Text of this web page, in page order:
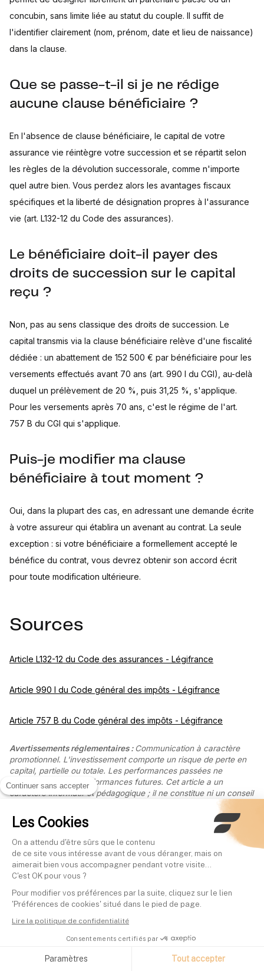
Continuer sans accepter
Les Cookies
On a attendu d'être sûrs que le contenu
de ce site vous intéresse avant de vous déranger, mais on
aimerait bien vous accompagner pendant votre visite...
C'est OK pour vous ?
Pour modifier vos préférences par la suite, cliquez sur le lien
'Préférences de cookies' situé dans le pied de page.
Lire la politique de confidentialité
Consentements certifiés par
Paramètres Tout accepter
concubin, sans limite liée au statut du couple. Il suffit de
l'identifier clairement (nom, prénom, date et lieu de naissance)
dans la clause.
Que se passe-t-il si je ne rédige
aucune clause bénéficiaire ?
En l'absence de clause bénéficiaire, le capital de votre
assurance vie réintègre votre succession et se répartit selon
les règles de la dévolution successorale, comme n'importe
quel autre bien. Vous perdez alors les avantages fiscaux
spécifiques et la liberté de désignation propres à l'assurance
vie (art. L132-12 du Code des assurances).
Le bénéficiaire doit-il payer des
droits de succession sur le capital
reçu ?
Non, pas au sens classique des droits de succession. Le
capital transmis via la clause bénéficiaire relève d'une fiscalité
dédiée : un abattement de 152 500 € par bénéficiaire pour les
versements effectués avant 70 ans (art. 990 I du CGI), au-delà
duquel un prélèvement de 20 %, puis 31,25 %, s'applique.
Pour les versements après 70 ans, c'est le régime de l'art.
757 B du CGI qui s'applique.
Puis-je modifier ma clause
bénéficiaire à tout moment ?
Oui, dans la plupart des cas, en adressant une demande écrite
à votre assureur qui établira un avenant au contrat. La seule
exception : si votre bénéficiaire a formellement accepté le
bénéfice du contrat, vous devrez obtenir son accord écrit
pour toute modification ultérieure.
Sources
Article L132-12 du Code des assurances - Légifrance
Article 990 I du Code général des impôts - Légifrance
Article 757 B du Code général des impôts - Légifrance
Avertissements réglementaires : Communication à caractère
promotionnel. L'investissement comporte un risque de perte en
capital, partielle ou totale. Les performances passées ne
préjugent pas des performances futures. Cet article a un
caractère informatif et pédagogique ; il ne constitue ni un conseil
ou de vente, ni un conseil fiscal. La garantie en capital des fonds
en euros est apportée par l'assureur et dépend de sa solidité
financière. En cas de crise systémique grave, la loi Sapin 2
permet de limiter temporairement les retraits (liquidité), sans
remettre en cause le capital garanti. Les unités de compte ne
sont pas garanties et présentent un risque de perte en capital.
Avant tout investissement, consultez le Document d'Informations
Clés (DIC) et, le cas échéant, un conseiller habilité. Finary SAS,
Entreprise d'Investissement agréée par l'ACPR sous le n°19283,
l'ORIAS sous le n°21001279, adhérent de la CNCGP (association
agréée par l'AMF). Prestataire de Services sur Crypto-Actifs
références n°A2026-026 et n°N2026-008.